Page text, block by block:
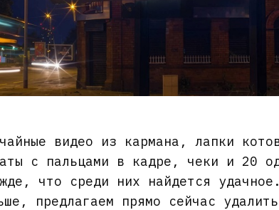
видео из кармана, лапки
с пальцами в кадре, чеки и 20
что среди них найдется
предлагаем прямо сейчас